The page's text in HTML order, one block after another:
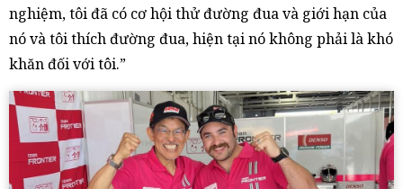
nghiệm, tôi đã có cơ hội thử đường đua và giới hạn của
nó và tôi thích đường đua, hiện tại nó không phải là khó
khăn đối với tôi.”